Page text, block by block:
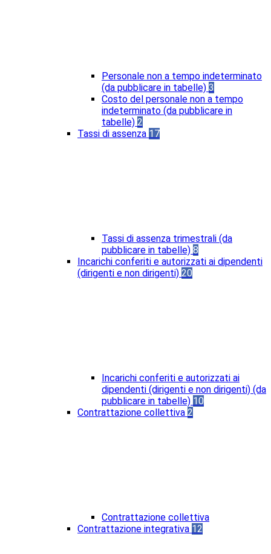
Personale non a tempo indeterminato
(da pubblicare in tabelle) 3
Costo del personale non a tempo
indeterminato (da pubblicare in
tabelle) 2
Tassi di assenza 17
Tassi di assenza trimestrali (da
pubblicare in tabelle) 8
Incarichi conferiti e autorizzati ai dipendenti
(dirigenti e non dirigenti) 20
Incarichi conferiti e autorizzati ai
dipendenti (dirigenti e non dirigenti) (da
pubblicare in tabelle) 10
Contrattazione collettiva 2
Contrattazione collettiva
Contrattazione integrativa 12